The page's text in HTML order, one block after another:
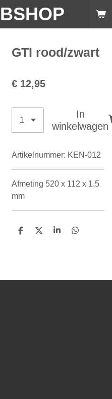
BSHOP
GTI rood/zwart
€ 12,95
In
winkelwagen
Artikelnummer: KEN-012
Afmeting 520 x 112 x 1,5
mm
D
D
S
D